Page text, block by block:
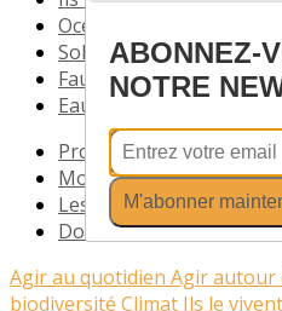
Océans
Sols
Faune & flore
Eau
Profil
Mode d'emploi cocotte
Les fiches recettes
Documents
Agir au quotidien Agir autour
biodiversité Climat Ils le
ABONNEZ-
NOTRE
M'abonner